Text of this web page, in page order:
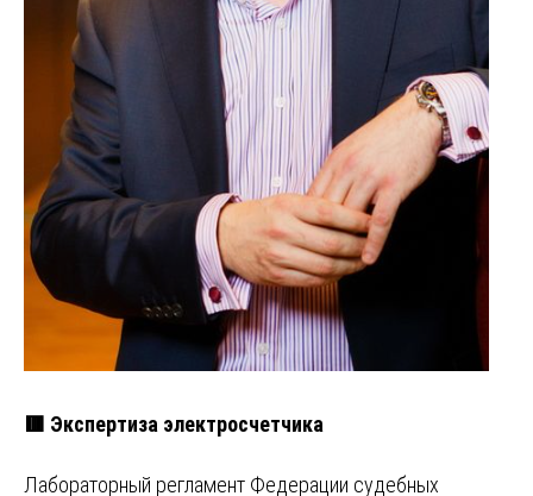
🟥 Экспертиза электросчетчика
Лабораторный регламент Федерации судебных